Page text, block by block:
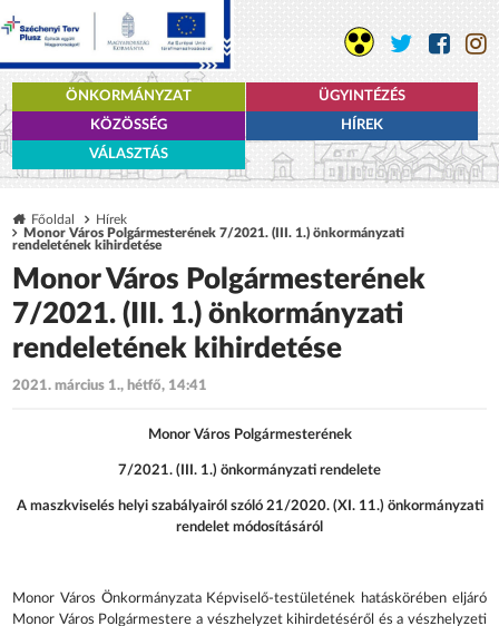
ÖNKORMÁNYZAT
ÜGYINTÉZÉS
KÖZÖSSÉG
HÍREK
VÁLASZTÁS
Főoldal
Hírek
Monor Város Polgármesterének 7/2021. (III. 1.) önkormányzati
rendeletének kihirdetése
Monor Város Polgármesterének
7/2021. (III. 1.) önkormányzati
rendeletének kihirdetése
2021. március 1., hétfő, 14:41
Monor Város Polgármesterének
7/2021. (III. 1.) önkormányzati rendelete
A maszkviselés helyi szabályairól szóló 21/2020. (XI. 11.) önkormányzati
rendelet módosításáról
Monor Város Önkormányzata Képviselő-testületének hatáskörében eljáró
Monor Város Polgármestere a vészhelyzet kihirdetéséről és a vészhelyzeti